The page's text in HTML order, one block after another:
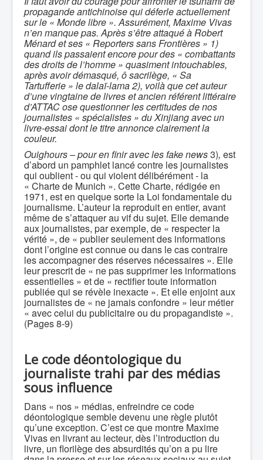
propagande antichinoise qui déferle actuellement
sur le « Monde libre ». Assurément, Maxime Vivas
n’en manque pas. Après s’être attaqué à Robert
Ménard et ses « Reporters sans Frontières » 1)
quand ils passaient encore pour des « combattants
des droits de l’homme » quasiment intouchables,
après avoir démasqué, ô sacrilège, « Sa
Tartufferie » le dalaï-lama 2), voilà que cet auteur
d’une vingtaine de livres et ancien référent littéraire
d’ATTAC ose questionner les certitudes de nos
journalistes « spécialistes » du Xinjiang avec un
livre-essai dont le titre annonce clairement la
couleur.
Ouighours – pour en finir avec les fake news3), est
d’abord un pamphlet lancé contre les journalistes
qui oublient - ou qui violent délibérément - la
« Charte de Munich ». Cette Charte, rédigée en
1971, est en quelque sorte la Loi fondamentale du
journalisme. L’auteur la reproduit en entier, avant
même de s’attaquer au vif du sujet. Elle demande
aux journalistes, par exemple, de « respecter la
vérité », de « publier seulement des informations
dont l’origine est connue ou dans le cas contraire
les accompagner des réserves nécessaires ». Elle
leur prescrit de « ne pas supprimer les informations
essentielles » et de « rectifier toute information
publiée qui se révèle inexacte ». Et elle enjoint aux
journalistes de « ne jamais confondre » leur métier
« avec celui du publicitaire ou du propagandiste ».
(Pages 8-9)
Le code déontologique du
journaliste trahi par des médias
sous influence
Dans « nos » médias, enfreindre ce code
déontologique semble devenu une règle plutôt
qu’une exception. C’est ce que montre Maxime
Vivas en livrant au lecteur, dès l’introduction du
livre, un florilège des absurdités qu’on a pu lire